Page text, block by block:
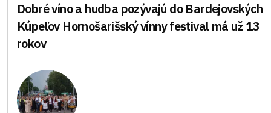
Dobré víno a hudba pozývajú do Bardejovských
Kúpeľov Hornošarišský vínny festival má už 13
rokov